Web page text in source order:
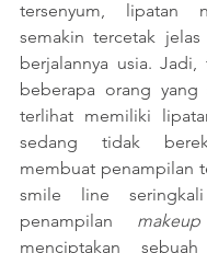
tersenyum, lipatan
semakin tercetak
berjalannya usia.
beberapa orang yang
terlihat memiliki
sedang tidak
membuat penampilan
smile line
penampilan makeup